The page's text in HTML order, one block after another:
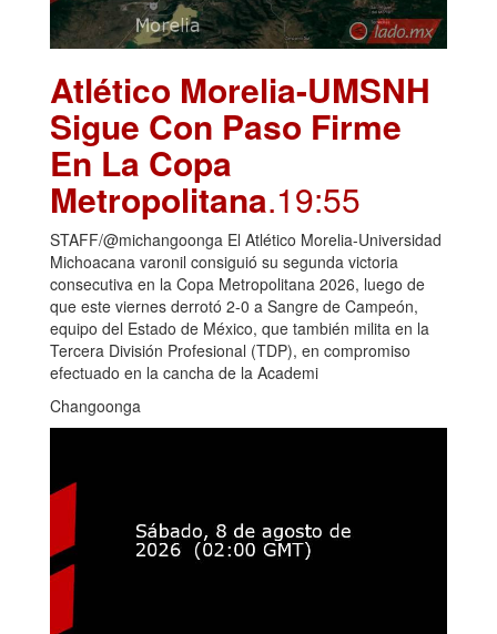
Atlético Morelia-UMSNH
Sigue Con Paso Firme
En La Copa
Metropolitana.19:55
STAFF/@michangoonga El Atlético Morelia-Universidad
Michoacana varonil consiguió su segunda victoria
consecutiva en la Copa Metropolitana 2026, luego de
que este viernes derrotó 2-0 a Sangre de Campeón,
equipo del Estado de México, que también milita en la
Tercera División Profesional (TDP), en compromiso
efectuado en la cancha de la Academi
Changoonga